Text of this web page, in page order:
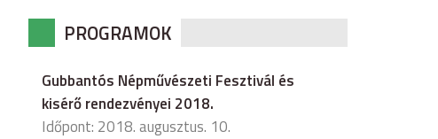
PROGRAMOK
Gubbantós Népművészeti Fesztivál és
kisérő rendezvényei 2018.
Időpont: 2018. augusztus. 10.